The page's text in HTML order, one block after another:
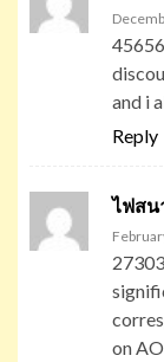
and i
Reply
ไฟสน
on